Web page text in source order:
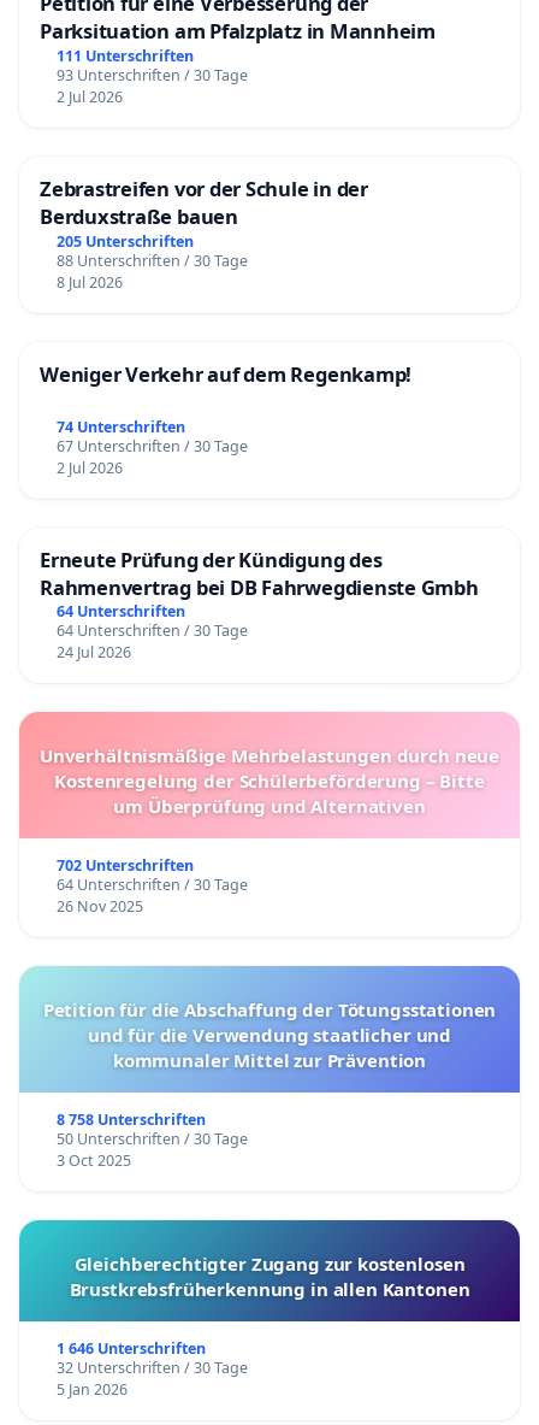
Parksituation am Pfalzplatz in Mannheim
111 Unterschriften
93 Unterschriften / 30 Tage
2 Jul 2026
Zebrastreifen vor der Schule in der
Berduxstraße bauen
205 Unterschriften
88 Unterschriften / 30 Tage
8 Jul 2026
Weniger Verkehr auf dem Regenkamp!
74 Unterschriften
67 Unterschriften / 30 Tage
2 Jul 2026
Erneute Prüfung der Kündigung des
Rahmenvertrag bei DB Fahrwegdienste Gmbh
64 Unterschriften
64 Unterschriften / 30 Tage
24 Jul 2026
Unverhältnismäßige Mehrbelastungen durch neue
Kostenregelung der Schülerbeförderung – Bitte
um Überprüfung und Alternativen
702 Unterschriften
64 Unterschriften / 30 Tage
26 Nov 2025
Petition für die Abschaffung der Tötungsstationen
und für die Verwendung staatlicher und
kommunaler Mittel zur Prävention
8 758 Unterschriften
50 Unterschriften / 30 Tage
3 Oct 2025
Gleichberechtigter Zugang zur kostenlosen
Brustkrebsfrüherkennung in allen Kantonen
1 646 Unterschriften
32 Unterschriften / 30 Tage
5 Jan 2026